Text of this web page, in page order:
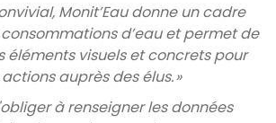
Monit’Eau donne un cadre
d’eau et permet de
éléments visuels et concrets pour
auprès des élus. »
à renseigner les données